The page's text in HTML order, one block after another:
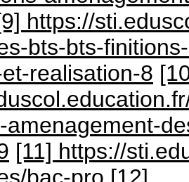
https://
bts-bts-
realisation-8
amenagement-
[11] https://
bac-pro [12]